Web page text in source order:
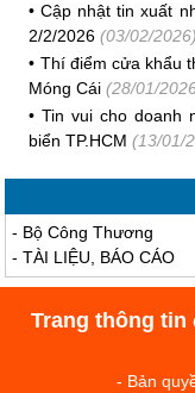
•Cập nhật tin xuất
2/2/2026 (03/02/2026)
• Thí điểm cửa khẩu
Móng Cái (28/01/
•Tin vui cho doanh
biển TP.HCM (13/01/
- Bộ Công Thương
-TÀI LIỆU, BÁO CÁO
Trang thông
- Bản